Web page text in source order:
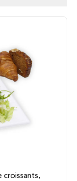
croissants,